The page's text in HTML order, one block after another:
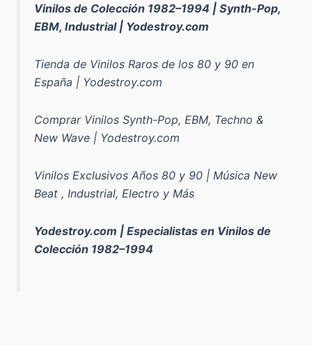
Vinilos de Colección 1982–1994 | Synth-Pop,
EBM, Industrial | Yodestroy.com
Tienda de Vinilos Raros de los 80 y 90 en
España | Yodestroy.com
Comprar Vinilos Synth-Pop, EBM, Techno &
New Wave | Yodestroy.com
Vinilos Exclusivos Años 80 y 90 | Música New
Beat , Industrial, Electro y Más
Yodestroy.com | Especialistas en Vinilos de
Colección 1982–1994